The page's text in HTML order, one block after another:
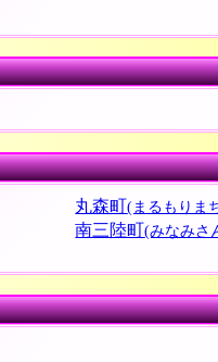
丸森町(まるもりま
南三陸町(みなみさ